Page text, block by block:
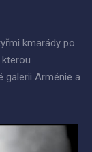
kmarády po
galerii Arménie a